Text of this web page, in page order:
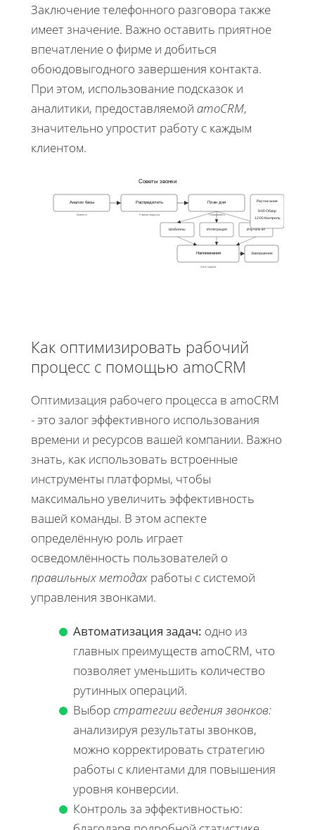
Заключение телефонного разговора также
имеет значение. Важно оставить приятное
впечатление о фирме и добиться
обоюдовыгодного завершения контакта.
При этом, использование подсказок и
аналитики, предоставляемой amoCRM,
значительно упростит работу с каждым
клиентом.
Советы звонки
Анализ базы Распределить План дня
Шаблоны Интеграция Изучать кл
Напоминания Завершение
Расписание
9:00 Обзор
12:00 Контроль
Клиенты Равная нагрузка Планировать
Авто задачи
Как оптимизировать рабочий
процесс с помощью amoCRM
Оптимизация рабочего процесса в amoCRM
- это залог эффективного использования
времени и ресурсов вашей компании. Важно
знать, как использовать встроенные
инструменты платформы, чтобы
максимально увеличить эффективность
вашей команды. В этом аспекте
определённую роль играет
осведомлённость пользователей о
правильных методах работы с системой
управления звонками.
Автоматизация задач: одно из
главных преимуществ amoCRM, что
позволяет уменьшить количество
рутинных операций.
Выбор стратегии ведения звонков:
анализируя результаты звонков,
можно корректировать стратегию
работы с клиентами для повышения
уровня конверсии.
Контроль за эффективностью: